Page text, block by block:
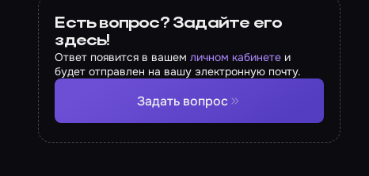
Есть вопрос? Задайте его
здесь!
Ответ появится в вашемличном кабинете и
будет отправлен на вашу электронную почту.
Задать вопрос